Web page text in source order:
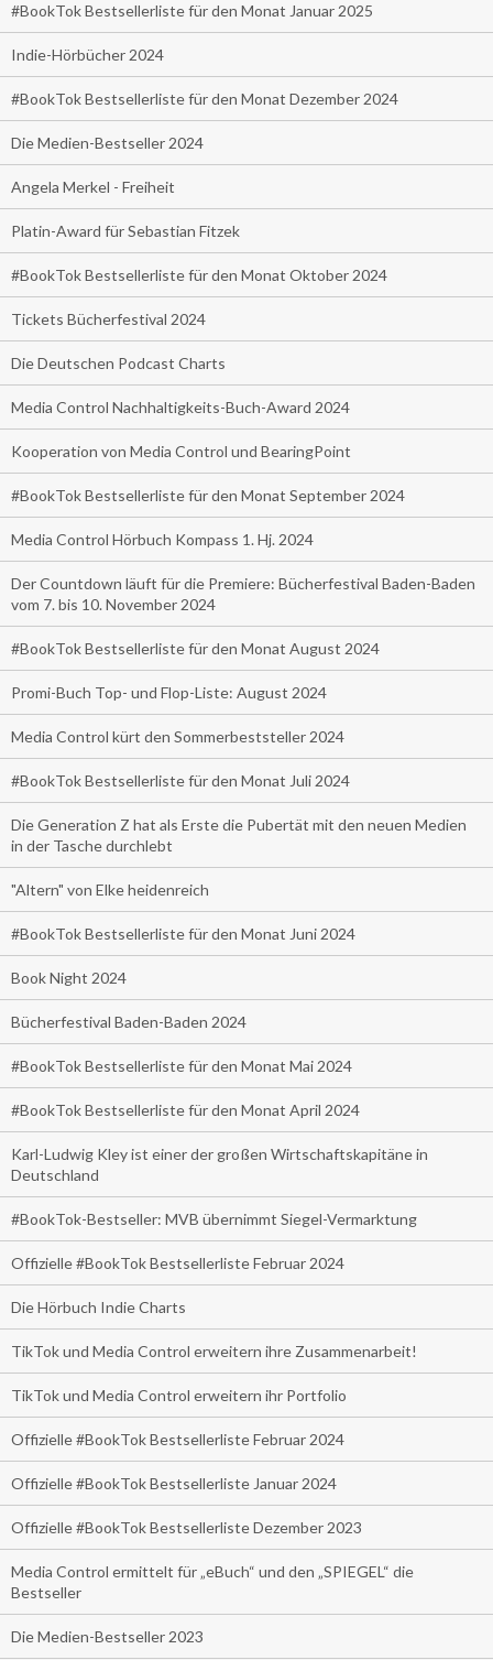
#BookTok Bestsellerliste für den Monat Januar 2025
Indie-Hörbücher 2024
#BookTok Bestsellerliste für den Monat Dezember 2024
Die Medien-Bestseller 2024
Angela Merkel - Freiheit
Platin-Award für Sebastian Fitzek
#BookTok Bestsellerliste für den Monat Oktober 2024
Tickets Bücherfestival 2024
Die Deutschen Podcast Charts
Media Control Nachhaltigkeits-Buch-Award 2024
Kooperation von Media Control und BearingPoint
#BookTok Bestsellerliste für den Monat September 2024
Media Control Hörbuch Kompass 1. Hj. 2024
Der Countdown läuft für die Premiere: Bücherfestival Baden-Baden
vom 7. bis 10. November 2024
#BookTok Bestsellerliste für den Monat August 2024
Promi-Buch Top- und Flop-Liste: August 2024
Media Control kürt den Sommerbeststeller 2024
#BookTok Bestsellerliste für den Monat Juli 2024
Die Generation Z hat als Erste die Pubertät mit den neuen Medien
in der Tasche durchlebt
"Altern" von Elke heidenreich
#BookTok Bestsellerliste für den Monat Juni 2024
Book Night 2024
Bücherfestival Baden-Baden 2024
#BookTok Bestsellerliste für den Monat Mai 2024
#BookTok Bestsellerliste für den Monat April 2024
Karl-Ludwig Kley ist einer der großen Wirtschaftskapitäne in
Deutschland
#BookTok-Bestseller: MVB übernimmt Siegel-Vermarktung
Offizielle #BookTok Bestsellerliste Februar 2024
Die Hörbuch Indie Charts
TikTok und Media Control erweitern ihre Zusammenarbeit!
TikTok und Media Control erweitern ihr Portfolio
Offizielle #BookTok Bestsellerliste Februar 2024
Offizielle #BookTok Bestsellerliste Januar 2024
Offizielle #BookTok Bestsellerliste Dezember 2023
Media Control ermittelt für „eBuch“ und den „SPIEGEL“ die
Bestseller
Die Medien-Bestseller 2023